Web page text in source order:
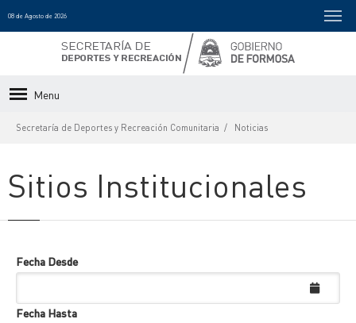
08 de Agosto de 2026
Menu
Secretaría de Deportes y Recreación Comunitaria Noticias
Sitios Institucionales
Fecha Desde
Fecha Hasta